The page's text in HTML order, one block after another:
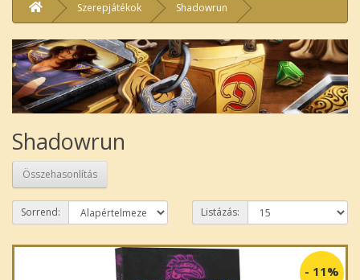
Szerepjátékok Shadowrun
Shadowrun
Összehasonlítás
Sorrend: Listázás:
- 11%